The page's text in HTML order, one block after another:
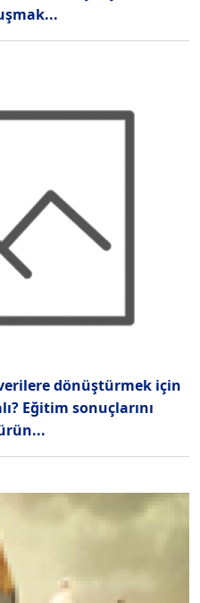
dönüştürmek için
Eğitim sonuçlarını